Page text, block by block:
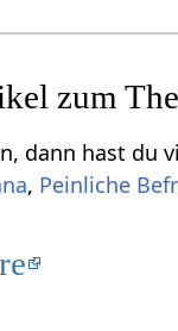
zum
dann hast du
, Peinliche